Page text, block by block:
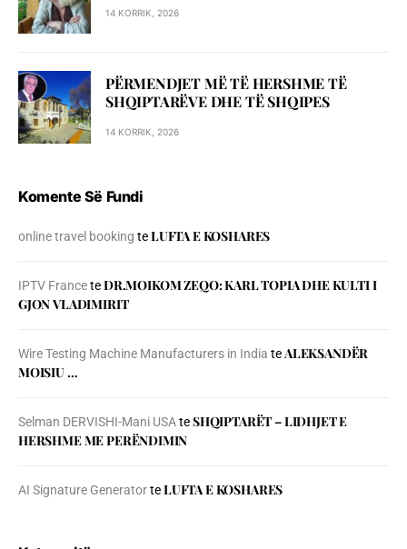
14 KORRIK, 2026
PËRMENDJET MË TË HERSHME TË
SHQIPTARËVE DHE TË SHQIPES
14 KORRIK, 2026
Komente Së Fundi
online travel booking teLUFTA E KOSHARES
IPTV FranceteDR.MOIKOM ZEQO: KARL TOPIA DHE KULTI I
GJON VLADIMIRIT
Wire Testing Machine Manufacturers in India teALEKSANDËR
MOISIU …
Selman DERVISHI-Mani USAteSHQIPTARËT – LIDHJET E
HERSHME ME PERËNDIMIN
AI Signature GeneratorteLUFTA E KOSHARES